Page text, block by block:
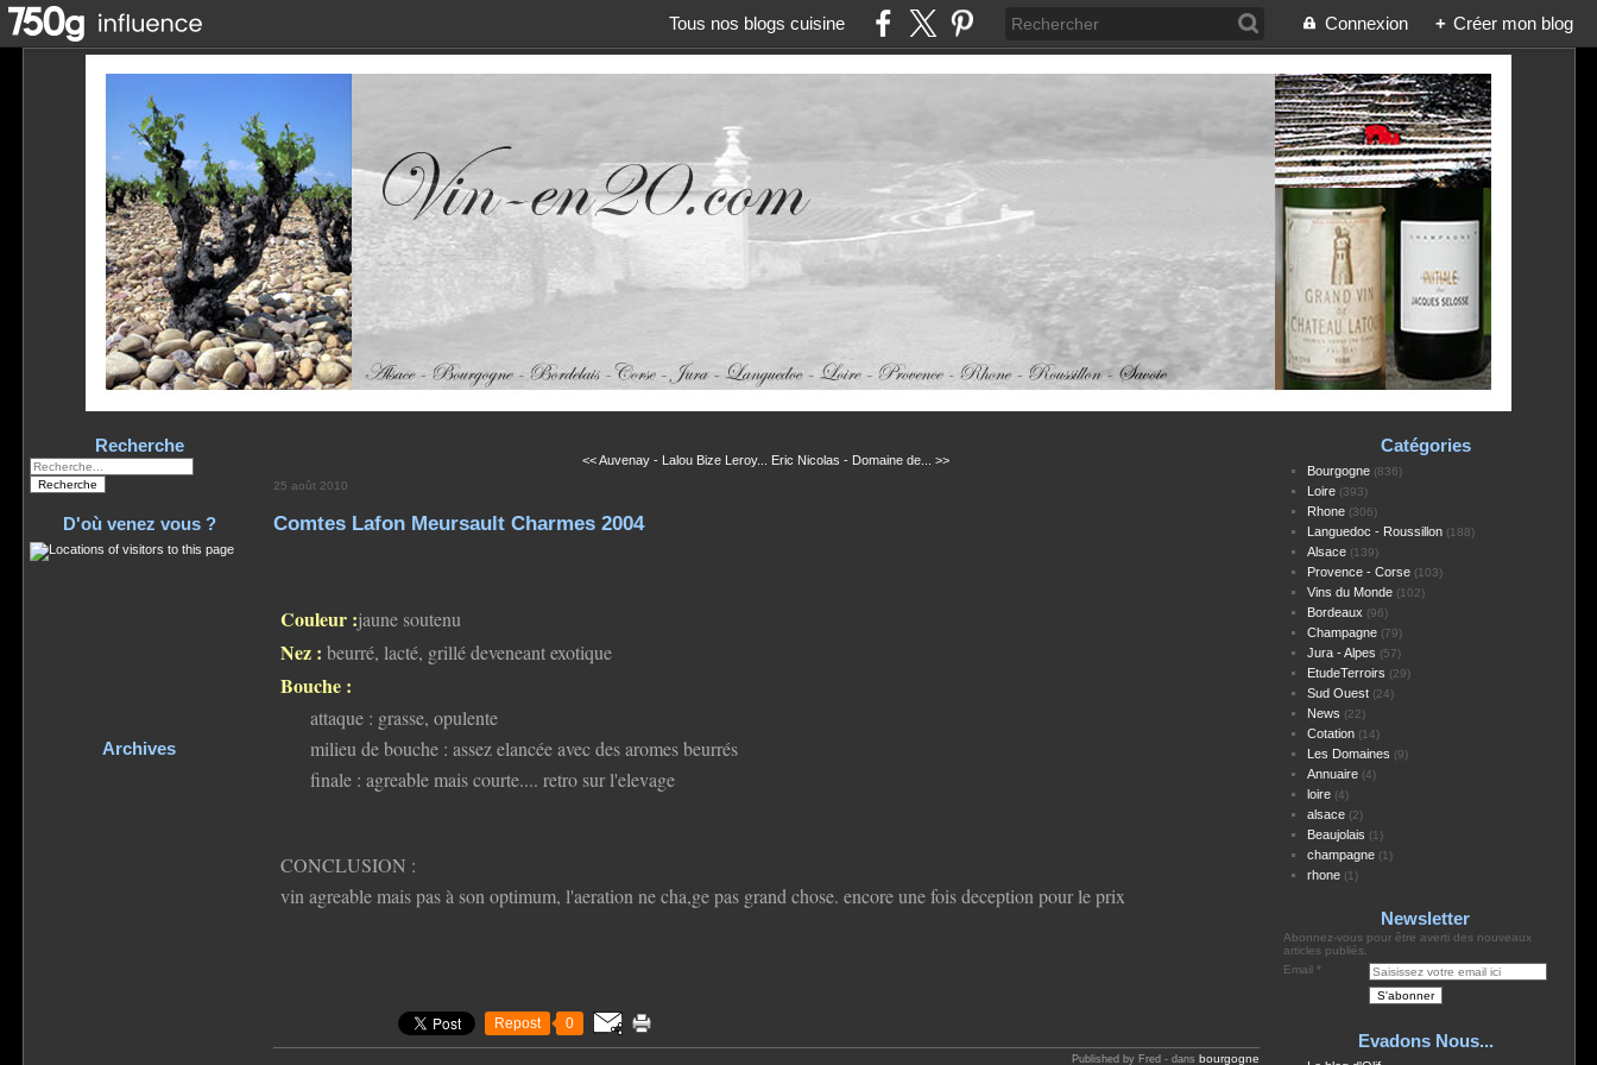
Tous nos blogs cuisine Connexion + Créer mon blog
Recherche
D'où venez vous ?
Archives
<< Auvenay - Lalou Bize Leroy... Eric Nicolas - Domaine de... >>
25 août 2010
Comtes Lafon Meursault Charmes 2004
Couleur :jaune soutenu
Nez : beurré, lacté, grillé deveneant exotique
Bouche :
attaque : grasse, opulente
milieu de bouche : assez elancée avec des aromes beurrés
finale : agreable mais courte.... retro sur l'elevage
CONCLUSION :
vin agreable mais pas à son optimum, l'aeration ne cha,ge pas grand chose. encore une fois deception pour le prix
Repost 0
Published by Fred -dans bourgogne
Catégories
Bourgogne(836)
Loire(393)
Rhone(306)
Languedoc - Roussillon(188)
Alsace(139)
Provence - Corse(103)
Vins du Monde(102)
Bordeaux (96)
Champagne(79)
Jura - Alpes (57)
EtudeTerroirs (29)
Sud Ouest(24)
News (22)
Cotation(14)
Les Domaines (9)
Annuaire(4)
loire(4)
alsace(2)
Beaujolais (1)
champagne(1)
rhone(1)
Newsletter
Abonnez-vous pour être averti des nouveaux
articles publiés.
Email
Evadons Nous...